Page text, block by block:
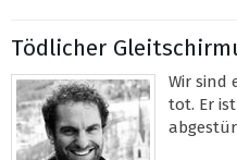
Tödlicher
Wir sind
tot. Er